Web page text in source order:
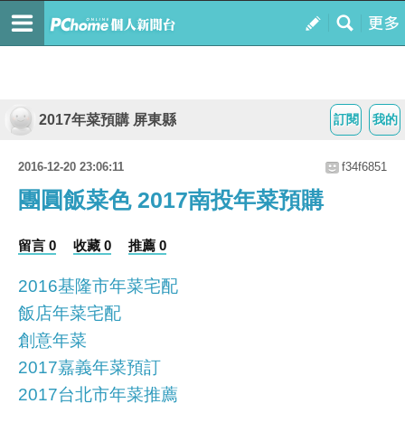
我的
訂閱
2017年菜預購 屏東縣
2016-12-20 23:06:11 f34f6851
團圓飯菜色 2017南投年菜預購
留言 0 收藏 0 推薦 0
2016基隆市年菜宅配
飯店年菜宅配
創意年菜
2017嘉義年菜預訂
2017台北市年菜推薦